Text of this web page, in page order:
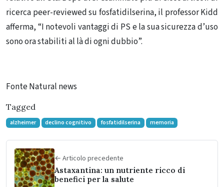
ricerca peer-reviewed su fosfatidilserina, il professor Kidd
afferma, “I notevoli vantaggi di PS e la sua sicurezza d’uso
sono ora stabiliti al là di ogni dubbio”.
Fonte Natural news
Tagged
alzheimer declino cognitivo fosfatidilserina memoria
← Articolo precedente
Astaxantina: un nutriente ricco di
benefici per la salute